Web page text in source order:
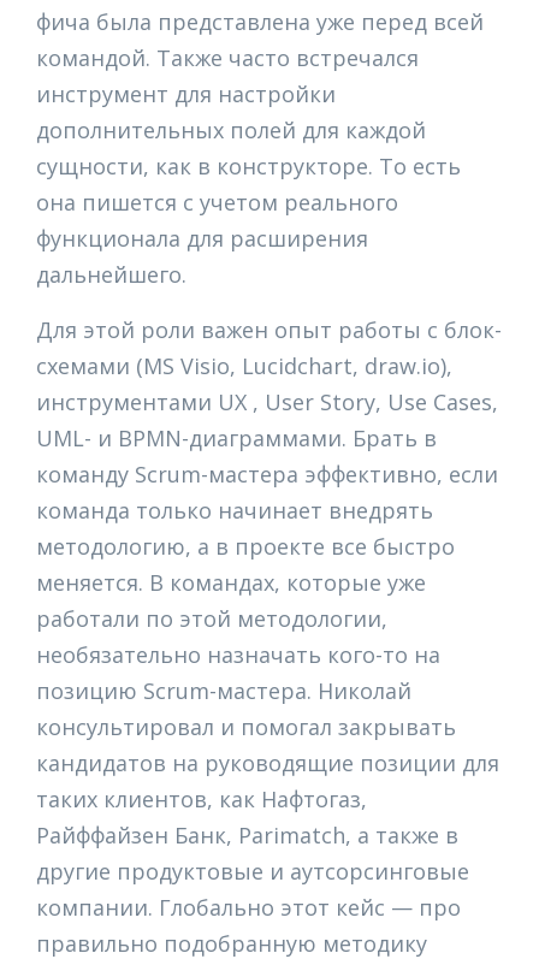
фича была представлена уже перед всей
командой. Также часто встречался
инструмент для настройки
дополнительных полей для каждой
сущности, как в конструкторе. То есть
она пишется с учетом реального
функционала для расширения
дальнейшего.
Для этой роли важен опыт работы с блок-
схемами (MS Visio, Lucidchart, draw.io),
инструментами UX , User Story, Use Cases,
UML- и BPMN-диаграммами. Брать в
команду Scrum-мастера эффективно, если
команда только начинает внедрять
методологию, а в проекте все быстро
меняется. В командах, которые уже
работали по этой методологии,
необязательно назначать кого-то на
позицию Scrum-мастера. Николай
консультировал и помогал закрывать
кандидатов на руководящие позиции для
таких клиентов, как Нафтогаз,
Райффайзен Банк, Parimatch, а также в
другие продуктовые и аутсорсинговые
компании. Глобально этот кейс — про
правильно подобранную методику